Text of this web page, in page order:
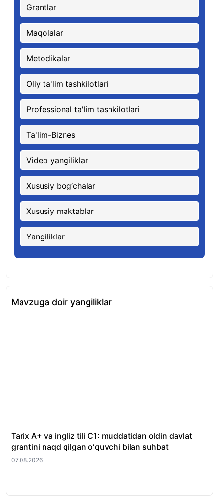
Grantlar
Maqolalar
Metodikalar
Oliy ta'lim tashkilotlari
Professional ta'lim tashkilotlari
Ta'lim-Biznes
Video yangiliklar
Xususiy bog‘chalar
Xususiy maktablar
Yangiliklar
Mavzuga doir yangiliklar
Tarix A+ va ingliz tili C1: muddatidan oldin davlat
grantini naqd qilgan oʻquvchi bilan suhbat
07.08.2026